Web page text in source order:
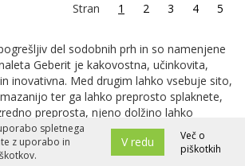
Stran 1 2 3 4 5
del sodobnih prh in so namenjene
Geberit je kakovostna, učinkovita,
inovativna. Med drugim lahko vsebuje sito,
ter ga lahko preprosto splaknete,
preprosta, njeno dolžino lahko
v vaši kopalnici, zraven nje pa dobite tudi
namestitvi kanalete nujno potrebujete.
že pripravljena za uporabo, namestite
spletnega
z uporabo in
V redu
Več o
piškotkih